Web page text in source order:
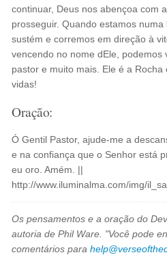
continuar, Deus nos abençoa com
prosseguir. Quando estamos
sustém e corremos em direção à
vencendo no nome dEle, podemos
pastor e muito mais. Ele é a
vidas!
Oração:
Ó Gentil Pastor, ajude-me a
e na confiança que o Senhor está
eu oro. Amém. ||
http://www.iluminalma.com/img/
Os pensamentos e a oração do
autoria de Phil Ware. "Você pode
comentários para